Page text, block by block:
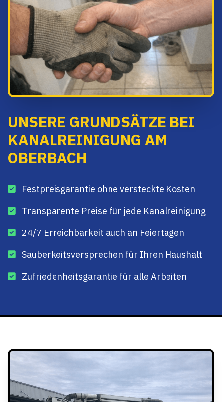
UNSERE GRUNDSÄTZE BEI
KANALREINIGUNG AM
OBERBACH
Festpreisgarantie ohne versteckte Kosten
Transparente Preise für jede Kanalreinigung
24/7 Erreichbarkeit auch an Feiertagen
Sauberkeitsversprechen für Ihren Haushalt
Zufriedenheitsgarantie für alle Arbeiten